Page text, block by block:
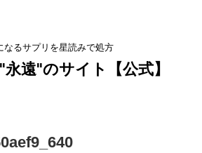
なるサプリを星読みで処方
遠"のサイト【公式】